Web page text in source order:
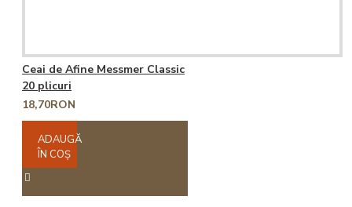
Ceai de Afine Messmer Classic
20 plicuri
18,70RON
ADAUGĂ
ÎN COŞ